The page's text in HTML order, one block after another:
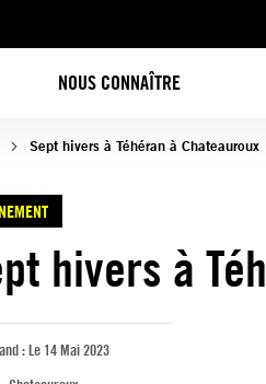
NOUS CONNAÎTRE
Sept hivers à Téhéran à Chateauroux
hivers à
:Le 14 Mai 2023